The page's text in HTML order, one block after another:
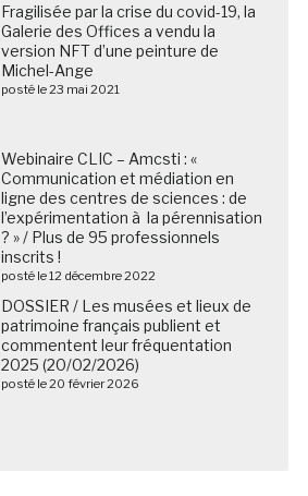
Fragilisée par la crise du covid-19, la
Galerie des Offices a vendu la
version NFT d’une peinture de
Michel-Ange
posté le 23 mai 2021
Webinaire CLIC – Amcsti : «
Communication et médiation en
ligne des centres de sciences : de
l’expérimentation à la pérennisation
? » / Plus de 95 professionnels
inscrits !
posté le 12 décembre 2022
DOSSIER / Les musées et lieux de
patrimoine français publient et
commentent leur fréquentation
2025 (20/02/2026)
posté le 20 février 2026